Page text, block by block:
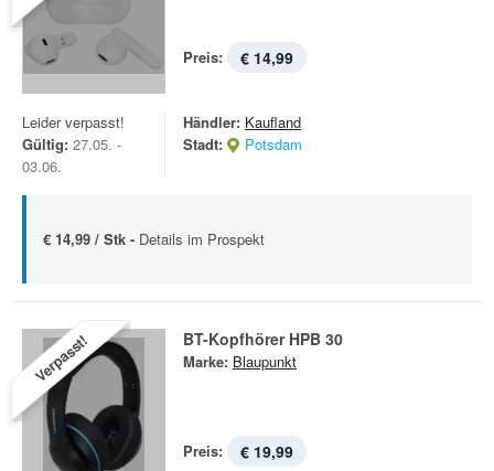
Preis: € 14,99
Leider verpasst!
Gültig: 27.05. -
03.06.
Händler: Kaufland
Stadt:
Potsdam
€ 14,99 / Stk - Details im Prospekt
Verpasst! BT-Kopfhörer HPB 30
Marke: Blaupunkt
Preis: € 19,99